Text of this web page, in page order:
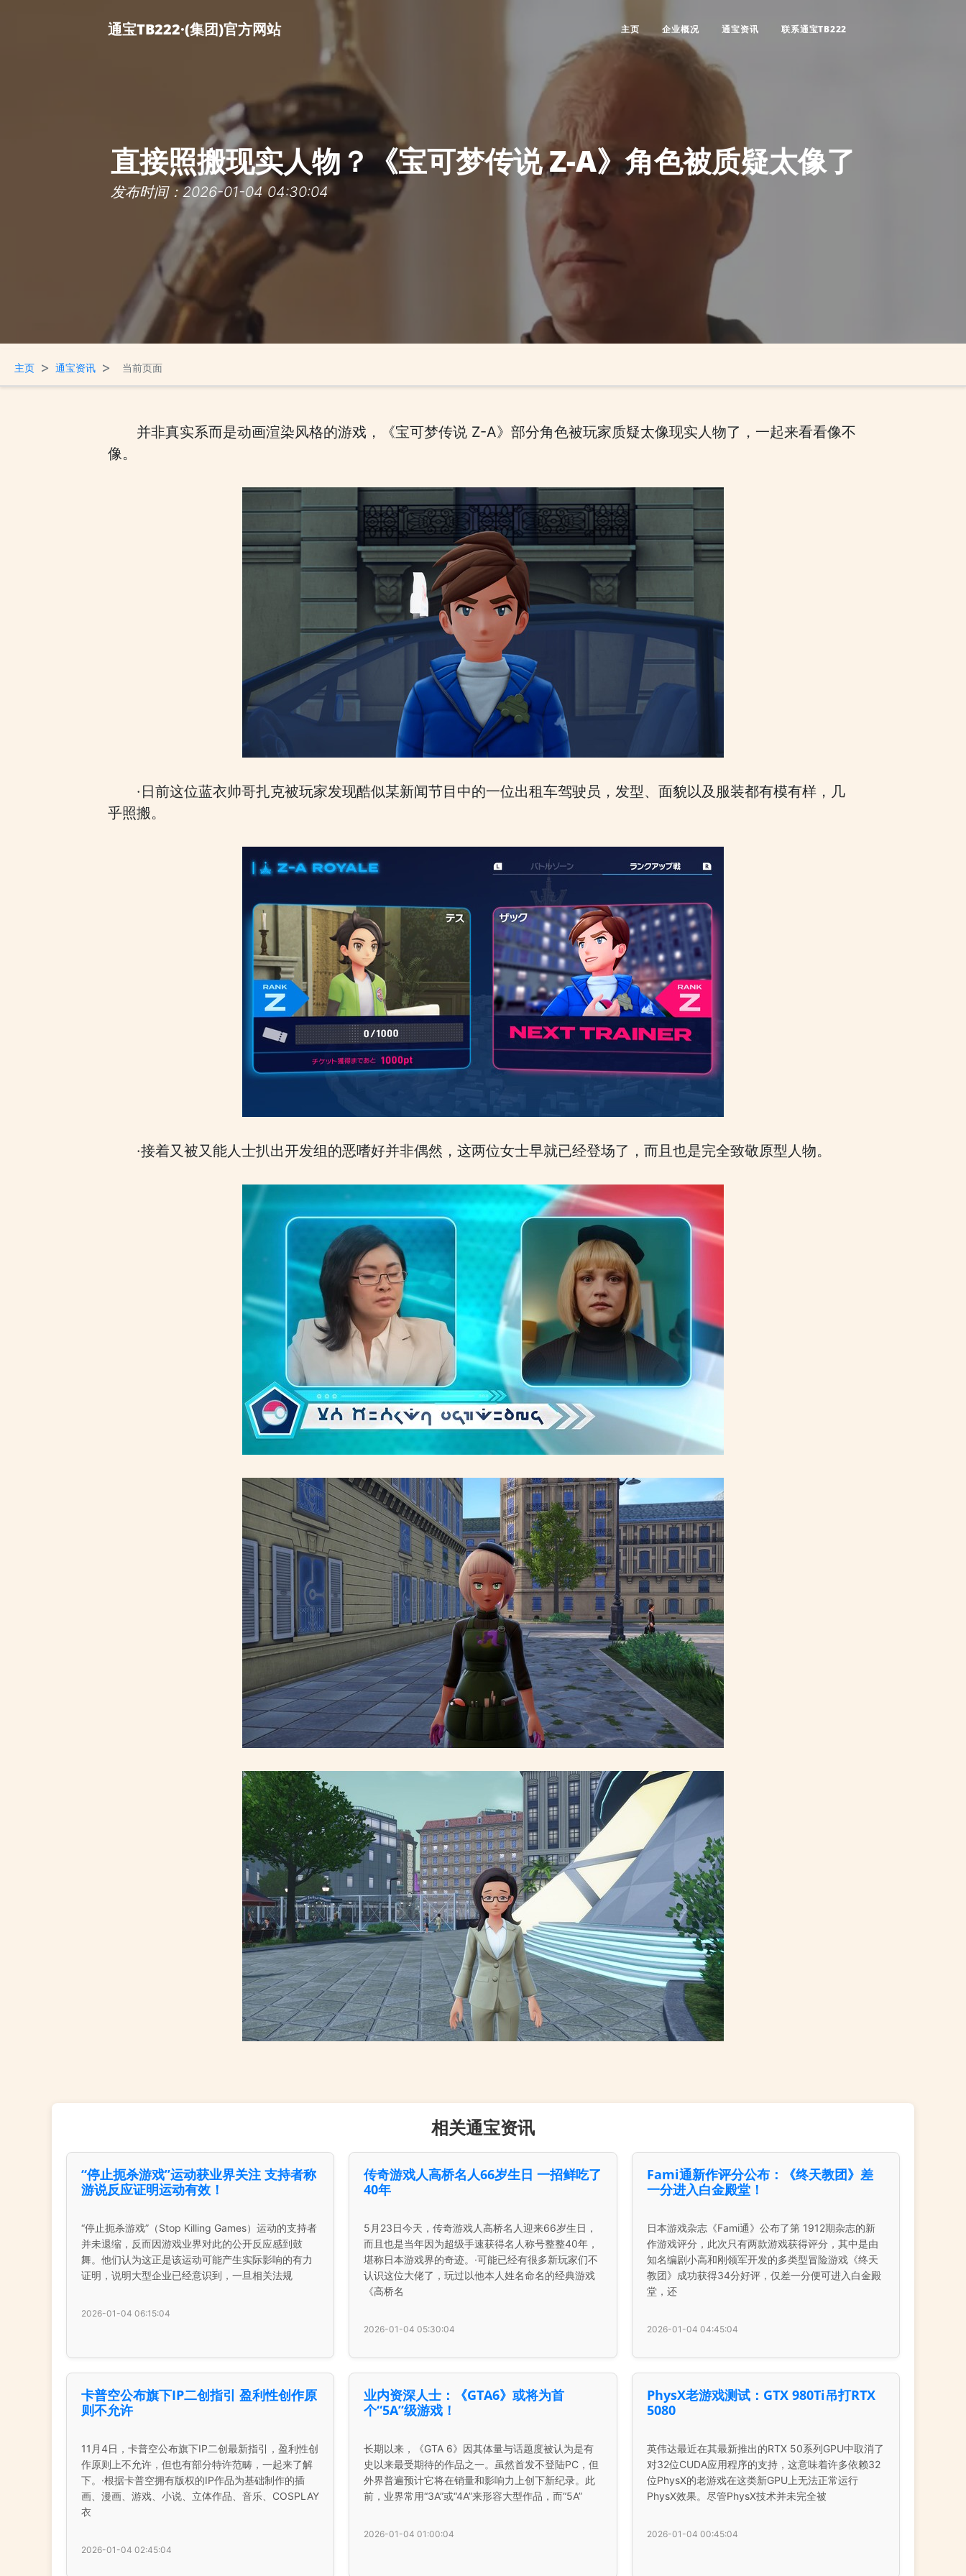
通宝TB222·(集团)官方网站 主页 企业概况 通宝资讯 联系通宝TB222
直接照搬现实人物？《宝可梦传说 Z-A》角色被质疑太像了
发布时间：2026-01-04 04:30:04
主页 > 通宝资讯 > 当前页面
并非真实系而是动画渲染风格的游戏，《宝可梦传说 Z-A》部分角色被玩家质疑太像现实人物了，一起来看看像不
像。
·日前这位蓝衣帅哥扎克被玩家发现酷似某新闻节目中的一位出租车驾驶员，发型、面貌以及服装都有模有样，几
乎照搬。
·接着又被又能人士扒出开发组的恶嗜好并非偶然，这两位女士早就已经登场了，而且也是完全致敬原型人物。
相关通宝资讯
“停止扼杀游戏”运动获业界关注 支持者称
游说反应证明运动有效！
“停止扼杀游戏”（Stop Killing Games）运动的支持者
并未退缩，反而因游戏业界对此的公开反应感到鼓
舞。他们认为这正是该运动可能产生实际影响的有力
证明，说明大型企业已经意识到，一旦相关法规
2026-01-04 06:15:04
传奇游戏人高桥名人66岁生日 一招鲜吃了
40年
5月23日今天，传奇游戏人高桥名人迎来66岁生日，
而且也是当年因为超级手速获得名人称号整整40年，
堪称日本游戏界的奇迹。·可能已经有很多新玩家们不
认识这位大佬了，玩过以他本人姓名命名的经典游戏
《高桥名
2026-01-04 05:30:04
Fami通新作评分公布：《终天教团》差
一分进入白金殿堂！
日本游戏杂志《Fami通》公布了第 1912期杂志的新
作游戏评分，此次只有两款游戏获得评分，其中是由
知名编剧小高和刚领军开发的多类型冒险游戏《终天
教团》成功获得34分好评，仅差一分便可进入白金殿
堂，还
2026-01-04 04:45:04
卡普空公布旗下IP二创指引 盈利性创作原
则不允许
11月4日，卡普空公布旗下IP二创最新指引，盈利性创
作原则上不允许，但也有部分特许范畴，一起来了解
下。·根据卡普空拥有版权的IP作品为基础制作的插
画、漫画、游戏、小说、立体作品、音乐、COSPLAY
衣
2026-01-04 02:45:04
业内资深人士：《GTA6》或将为首
个“5A”级游戏！
长期以来，《GTA 6》因其体量与话题度被认为是有
史以来最受期待的作品之一。虽然首发不登陆PC，但
外界普遍预计它将在销量和影响力上创下新纪录。此
前，业界常用“3A”或“4A”来形容大型作品，而“5A”
2026-01-04 01:00:04
PhysX老游戏测试：GTX 980Ti吊打RTX
5080
英伟达最近在其最新推出的RTX 50系列GPU中取消了
对32位CUDA应用程序的支持，这意味着许多依赖32
位PhysX的老游戏在这类新GPU上无法正常运行
PhysX效果。尽管PhysX技术并未完全被
2026-01-04 00:45:04